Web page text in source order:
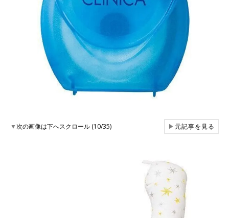
▼次の画像は下へスクロール (10/35) ▶元記事を見る